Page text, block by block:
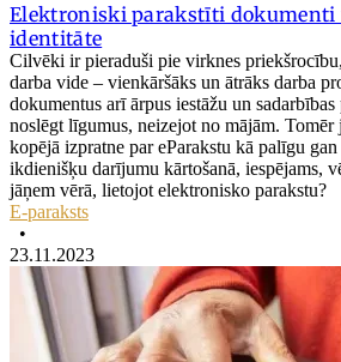
Elektroniski parakstīti dokumenti
identitāte
Cilvēki ir pieraduši pie virknes
darba vide – vienkāršāks un ātrāks darba
dokumentus arī ārpus iestāžu un
noslēgt līgumus, neizejot no mājām. Tomēr
kopējā izpratne par eParakstu kā palīgu
ikdienišķu darījumu kārtošanā, iespējams,
jāņem vērā, lietojot elektronisko parakstu?
E-paraksts
•
23.11.2023